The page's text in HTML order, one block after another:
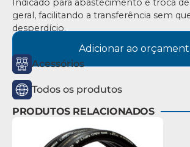
Indicado para abastecimento e troca
geral, facilitando a transferência sem
desperdício.
Adicionar ao
Acessórios
Todos os produtos
PRODUTOS RELACIONADOS